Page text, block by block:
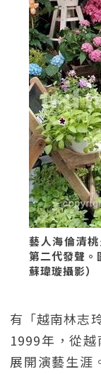
藝人海倫清
第二代發聲
蘇瑋璇攝影）
有「越南林志
1999年，從
展開演藝生涯